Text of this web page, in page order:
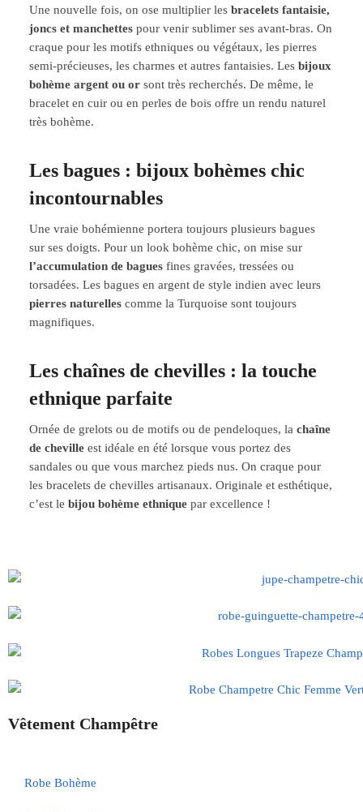
Une nouvelle fois, on ose multiplier lesbracelets fantaisie,
joncs et manchettes pour venir sublimer ses avant-bras. On
craque pour les motifs ethniques ou végétaux, les pierres
semi-précieuses, les charmes et autres fantaisies. Lesbijoux
bohème argent ou or sont très recherchés. De même, le
bracelet en cuir ou en perles de bois offre un rendu naturel
très bohème.
Les bagues : bijoux bohèmes chic
incontournables
Une vraie bohémienne portera toujours plusieurs bagues
sur ses doigts. Pour un look bohème chic, on mise sur
l’accumulation de bagues fines gravées, tressées ou
torsadées. Les bagues en argent de style indien avec leurs
pierres naturelles comme la Turquoise sont toujours
magnifiques.
Les chaînes de chevilles : la touche
ethnique parfaite
Ornée de grelots ou de motifs ou de pendeloques, lachaîne
de cheville est idéale en été lorsque vous portez des
sandales ou que vous marchez pieds nus. On craque pour
les bracelets de chevilles artisanaux. Originale et esthétique,
c’est lebijou bohème ethnique par excellence !
Vêtement Champêtre
Robe Bohème